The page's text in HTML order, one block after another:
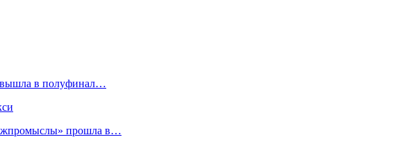
вышла в полуфинал…
прошла в…